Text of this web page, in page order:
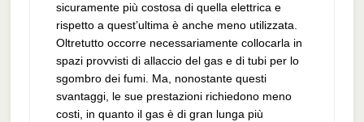
sicuramente più costosa di quella elettrica e
rispetto a quest’ultima è anche meno utilizzata.
Oltretutto occorre necessariamente collocarla in
spazi provvisti di allaccio del gas e di tubi per lo
sgombro dei fumi. Ma, nonostante questi
svantaggi, le sue prestazioni richiedono meno
costi, in quanto il gas è di gran lunga più